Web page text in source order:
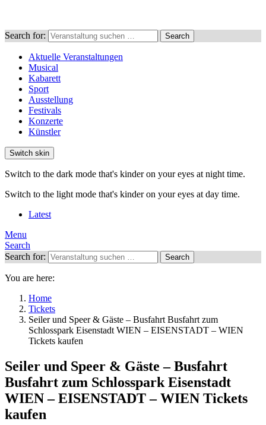
Search for: Search
Aktuelle Veranstaltungen
Musical
Kabarett
Sport
Ausstellung
Festivals
Konzerte
Künstler
Switch skin
Switch to the dark mode that's kinder on your eyes at night time.
Switch to the light mode that's kinder on your eyes at day time.
Latest
Menu
Search
Search for:
Search
You are here:
Home
Tickets
Seiler und Speer & Gäste – Busfahrt Busfahrt zum
Schlosspark Eisenstadt WIEN – EISENSTADT – WIEN
Tickets kaufen
Seiler und Speer & Gäste – Busfahrt
Busfahrt zum Schlosspark Eisenstadt
WIEN – EISENSTADT – WIEN Tickets
kaufen